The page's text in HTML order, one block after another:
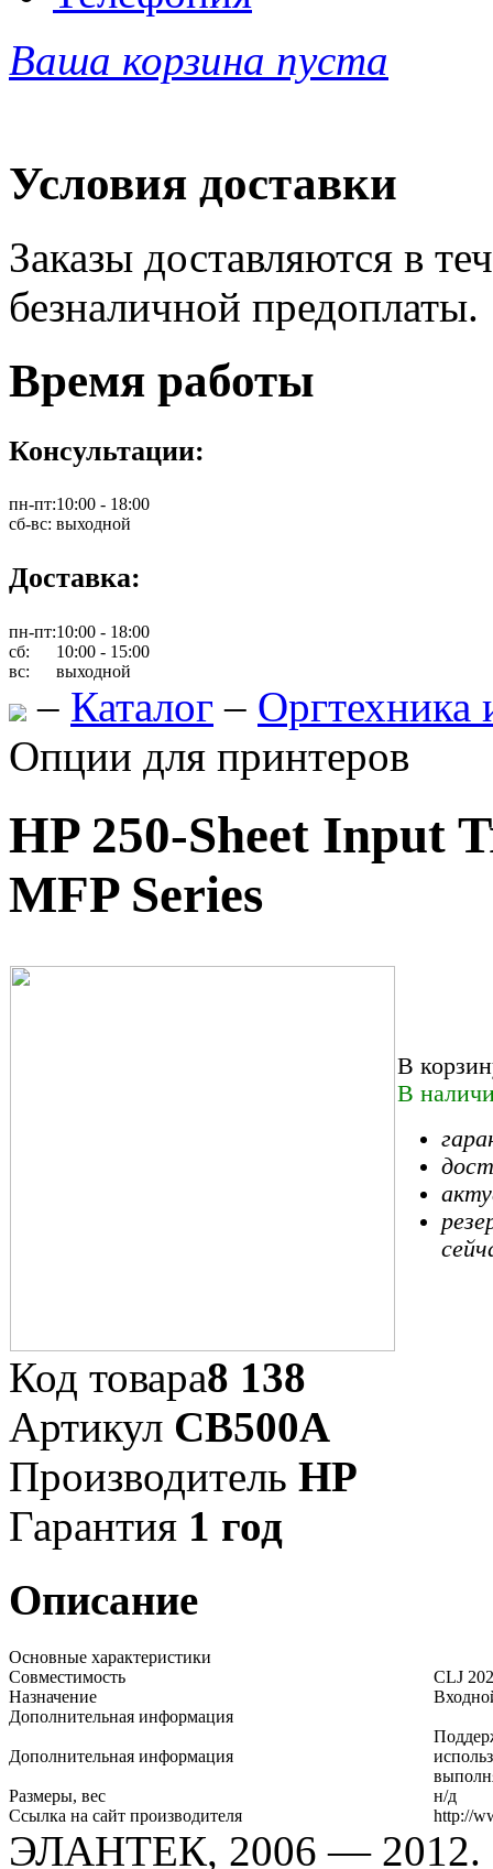
Ваша корзина пуста
Условия доставки
Заказы доставляются в
безналичной предоплаты.
Время работы
Консультации:
пн-пт:10:00 - 18:00
сб-вс: выходной
Доставка:
пн-пт:10:00 - 18:00
сб:
10:00 - 15:00
вс:
выходной
– Каталог – Оргтехника
Опции для принтеров
HP 250-Sheet Input
MFP Series
В
В
Код товара8 138
Артикул CB500A
Производитель HP
Гарантия 1 год
Описание
Основные характеристики
Совместимость
CLJ
Назначение
Дополнительная информация
Дополнительная информация
Размеры, вес
н/д
Ссылка на сайт производителя
http://
ЭЛАНТЕК, 2006 — 2012.